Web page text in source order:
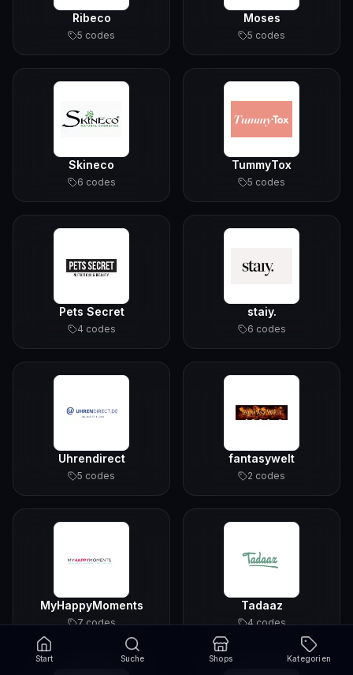
Ribeco
5 codes
Moses
5 codes
Skineco
6 codes
TummyTox
5 codes
Pets Secret
4 codes
staiy.
6 codes
Uhrendirect
5 codes
fantasywelt
2 codes
MyHappyMoments
7codes
Tadaaz
4codes
Start Suche Shops Kategorien